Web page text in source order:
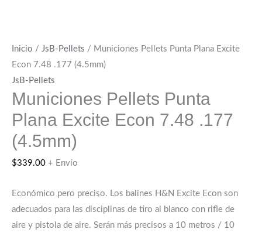
Inicio / JsB-Pellets / Municiones Pellets Punta Plana Excite
Econ 7.48 .177 (4.5mm)
JsB-Pellets
Municiones Pellets Punta
Plana Excite Econ 7.48 .177
(4.5mm)
$339.00 + Envío
Económico pero preciso. Los balines H&N Excite Econ son
adecuados para las disciplinas de tiro al blanco con rifle de
aire y pistola de aire. Serán más precisos a 10 metros / 10